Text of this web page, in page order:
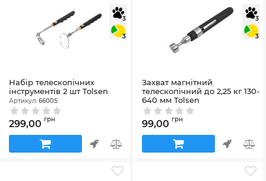
3
3
Набір телескопічних
інструментів 2 шт Tolsen
Артикул: 66005
299,00 грн
3
3
Захват магнітний
телескопічний до 2,25 кг 130-
640 мм Tolsen
Артикул:66003
99,00 грн